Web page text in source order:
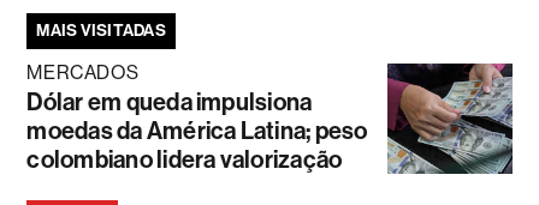
MAIS VISITADAS
MERCADOS
Dólar em queda impulsiona
moedas da América Latina; peso
colombiano lidera valorização